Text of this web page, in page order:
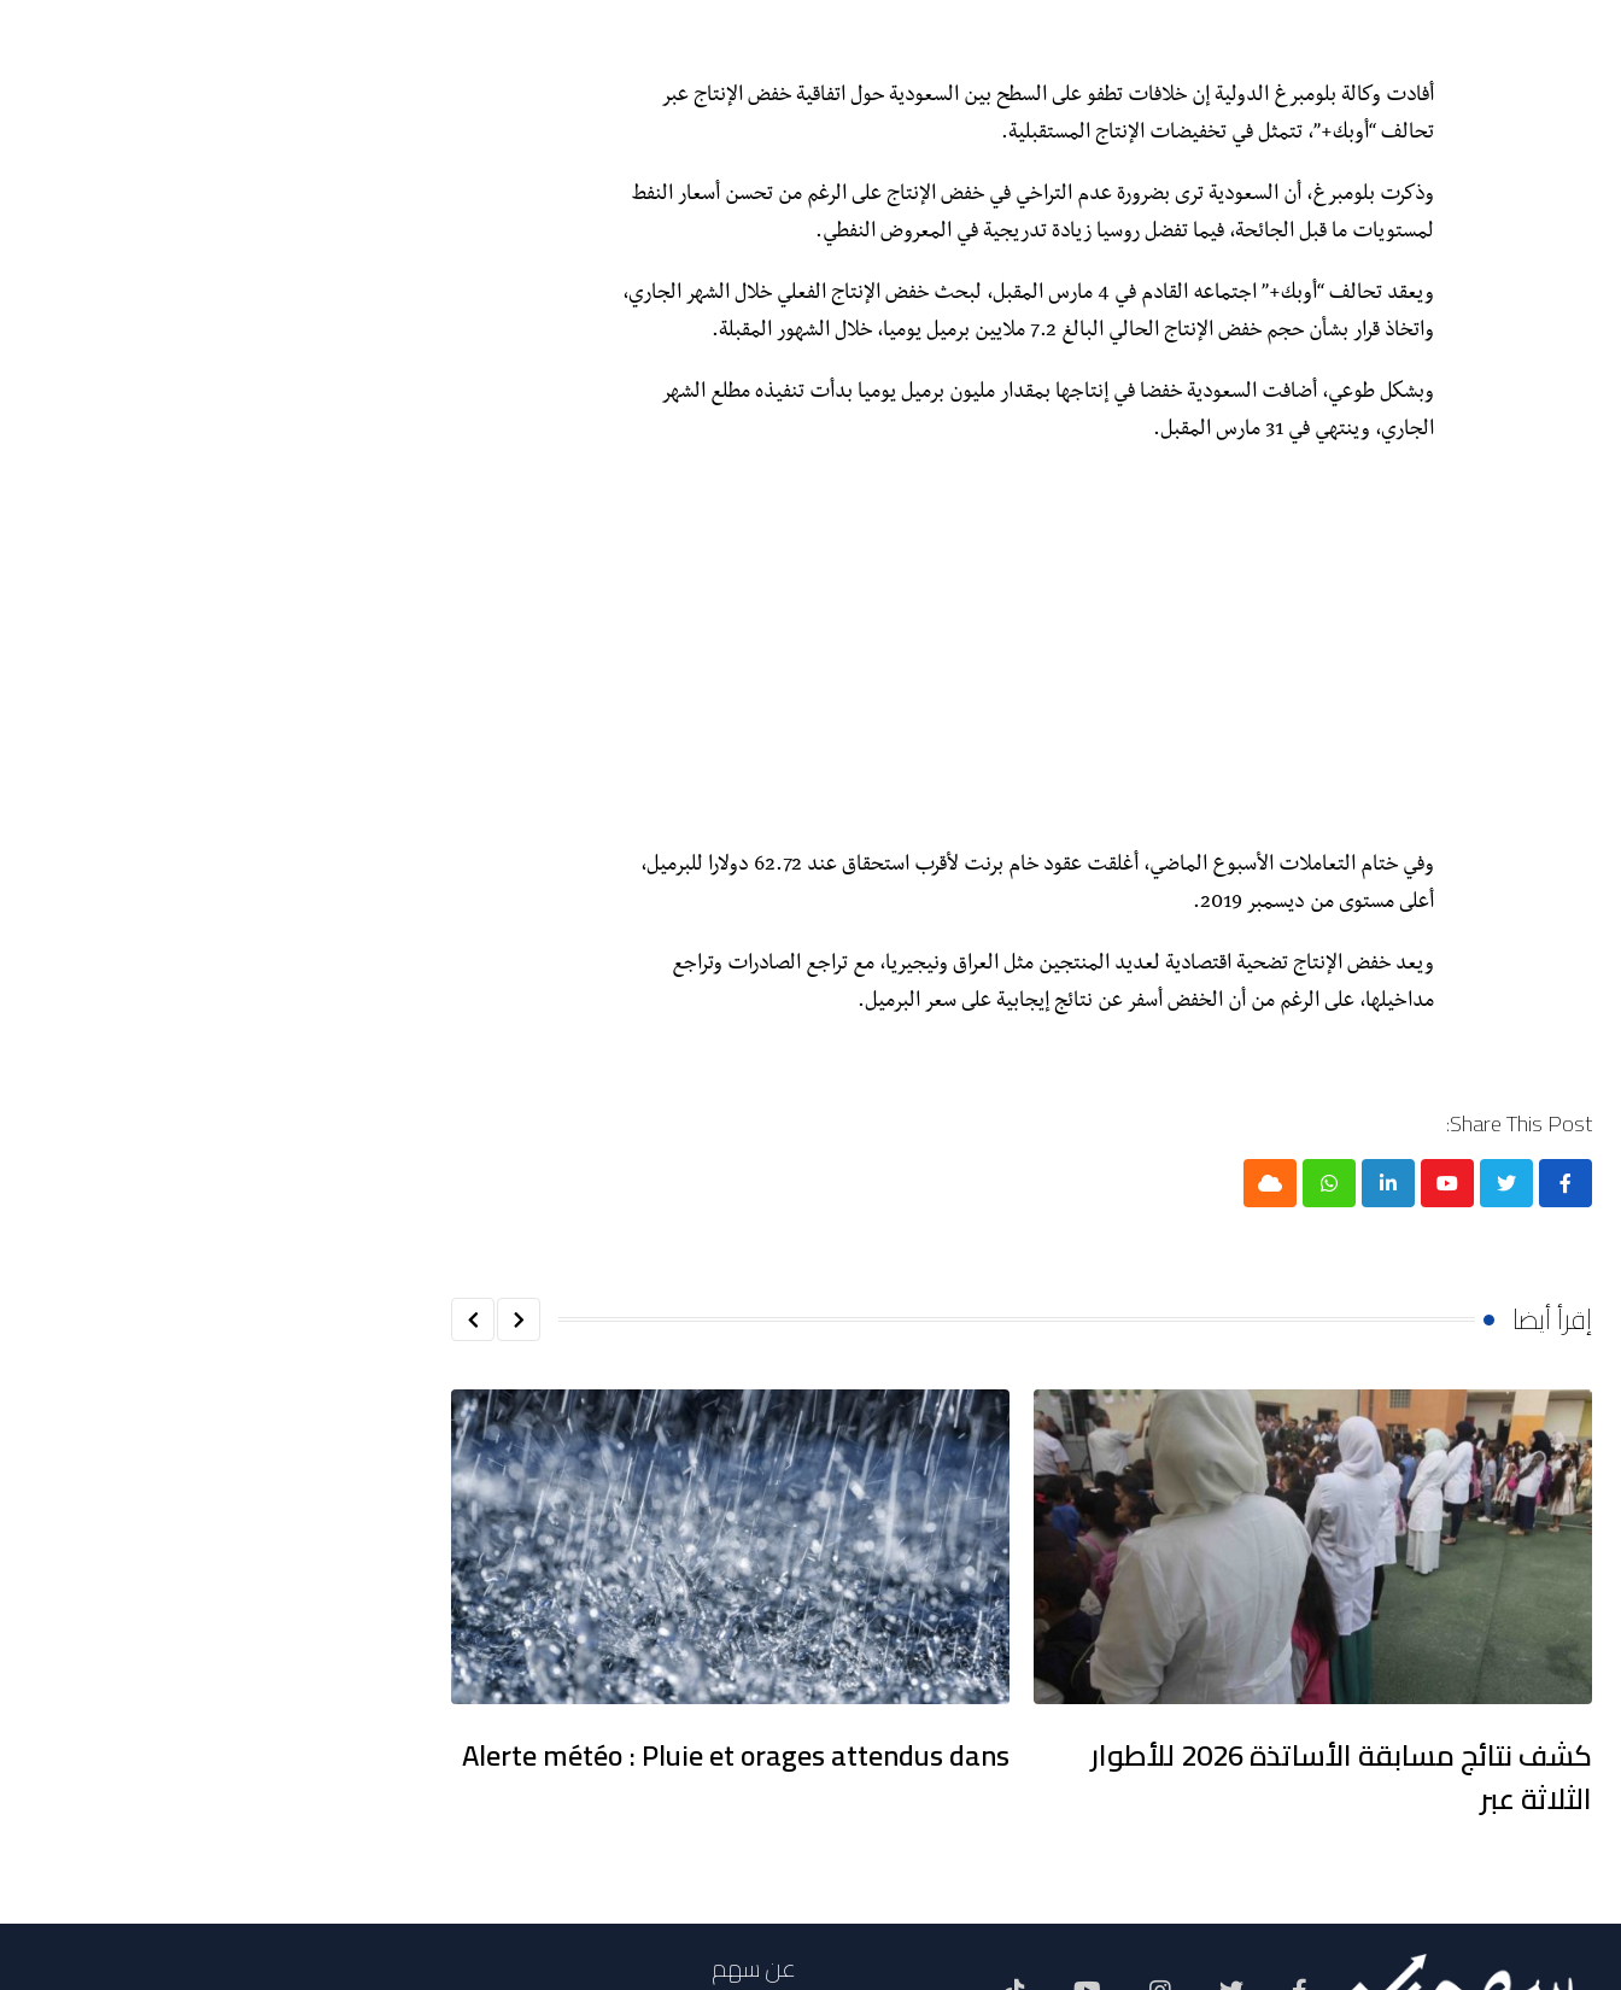
أفادت وكالة بلومبرغ الدولية إن خلافات تطفو على السطح بين السعودية حول اتفاقية خفض الإنتاج عبر
تحالف “أوبك+”، تتمثل في تخفيضات الإنتاج المستقبلية.
وذكرت بلومبرغ، أن السعودية ترى بضرورة عدم التراخي في خفض الإنتاج على الرغم من تحسن أسعار النفط
لمستويات ما قبل الجائحة، فيما تفضل روسيا زيادة تدريجية في المعروض النفطي.
ويعقد تحالف “أوبك+” اجتماعه القادم في 4 مارس المقبل، لبحث خفض الإنتاج الفعلي خلال الشهر الجاري،
واتخاذ قرار بشأن حجم خفض الإنتاج الحالي البالغ 7.2 ملايين برميل يوميا، خلال الشهور المقبلة.
وبشكل طوعي، أضافت السعودية خفضا في إنتاجها بمقدار مليون برميل يوميا بدأت تنفيذه مطلع الشهر
الجاري، وينتهي في 31 مارس المقبل.
وفي ختام التعاملات الأسبوع الماضي، أغلقت عقود خام برنت لأقرب استحقاق عند 62.72 دولارا للبرميل،
أعلى مستوى من ديسمبر 2019.
ويعد خفض الإنتاج تضحية اقتصادية لعديد المنتجين مثل العراق ونيجيريا، مع تراجع الصادرات وتراجع
مداخيلها، على الرغم من أن الخفض أسفر عن نتائج إيجابية على سعر البرميل.
Share This Post:
Youtube
LinkedIn
Whatsapp
Cloud
إقرأ أيضا
كشف نتائج مسابقة الأساتذة 2026 للأطوار
الثلاثة عبر
Alerte météo : Pluie et orages attendus dans
عن سهم